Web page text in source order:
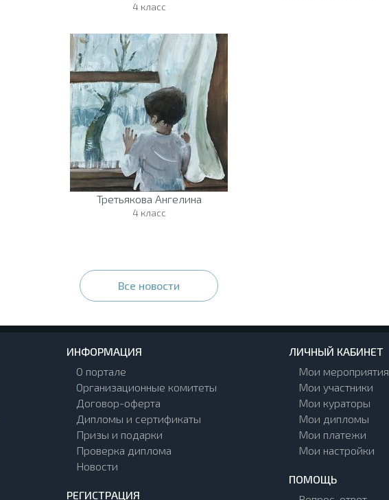
4 класс
Третьякова Ангелина
4 класс
Все новости
ИНФОРМАЦИЯ
О портале
Организационные комитеты
Договор-оферта
Дипломы и сертификаты
Призы и подарки
Проверка диплома
Новости
РЕГИСТРАЦИЯ
ЛИЧНЫЙ КАБИНЕТ
Мои мероприятия
Мои участники
Мои кураторы
Мои дипломы
Мои платежи
Мои настройки
ПОМОЩЬ